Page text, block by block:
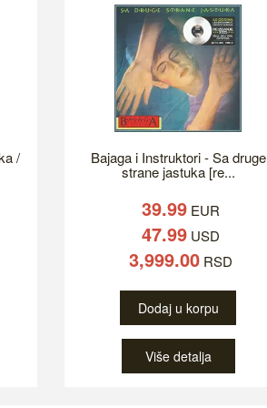
/ Bajaga i Instruktori - Sa druge
strane jastuka [re...
39.99EUR
47.99USD
3,999.00RSD
Dodaj u korpu
Više detalja